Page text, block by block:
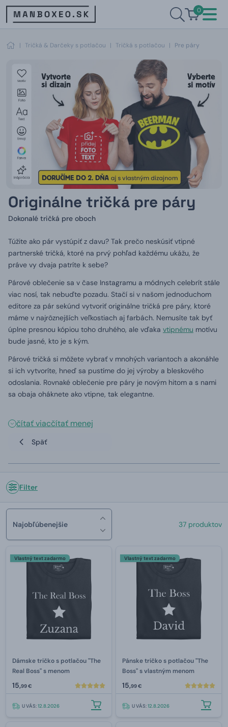
0
| Tričká & Darčeky s potlačou | Tričká s potlačou | Pre páry
Originálne tričká pre páry
Dokonalé tričká pre oboch
Túžite ako pár vystúpiť z davu? Tak prečo neskúsiť vtipné
partnerské tričká, ktoré na prvý pohľad každému ukážu, že
práve vy dvaja patríte k sebe?
Párové oblečenie sa v čase Instagramu a módnych celebrít stále
viac nosí, tak nebuďte pozadu. Stačí si v našom jednoduchom
editore za pár sekúnd vytvoriť originálne tričká pre páry, ktoré
máme v najrôznejších veľkostiach aj farbách. Nemusíte tak byť
úplne presnou kópiou toho druhého, ale vďaka vtipnému motívu
bude jasné, kto je s kým.
Párové tričká si môžete vybrať v mnohých variantoch a akonáhle
si ich vytvoríte, hneď sa pustíme do jej výroby a bleskového
odoslania. Rovnaké oblečenie pre páry je novým hitom a s nami
sa obaja oháknete ako vtipne, tak elegantne.
čítať viacčítať menej
Späť
Filter
Najobľúbenejšie 37 produktov
Vlastný text zadarmo
Dámske tričko s potlačou "The
Real Boss" s menom
15,99 €
U VÁS:12.8.2026
Vlastný text zadarmo
Pánske tričko s potlačou "The
Boss" s vlastným menom
15,99 €
U VÁS:12.8.2026